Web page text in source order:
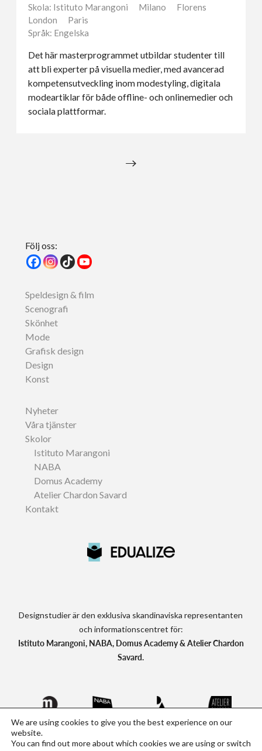
Skola: Istituto Marangoni
Milano
Florens
London
Paris
Språk: Engelska
Det här masterprogrammet utbildar studenter till
att bli experter på visuella medier, med avancerad
kompetensutveckling inom modestyling, digitala
modeartiklar för både offline- och onlinemedier och
sociala plattformar.
→
Följ oss:
Speldesign & film
Scenografi
Skönhet
Mode
Grafisk design
Design
Konst
Nyheter
Våra tjänster
Skolor
Istituto Marangoni
NABA
Domus Academy
Atelier Chardon Savard
Kontakt
Designstudier är den exklusiva skandinaviska representanten
och informationscentret för:
Istituto Marangoni, NABA, Domus Academy & Atelier Chardon
Savard.
We are using cookies to give you the best experience on our
website.
You can find out more about which cookies we are using or switch